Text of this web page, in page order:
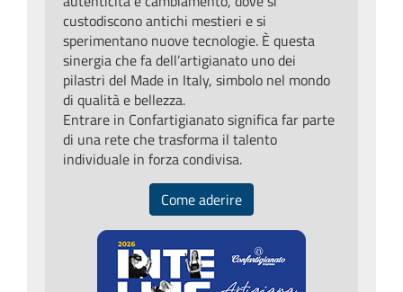
custodiscono antichi mestieri e si
sperimentano nuove tecnologie. È questa
sinergia che fa dell’artigianato uno dei
pilastri del Made in Italy, simbolo nel mondo
di qualità e bellezza.
Entrare in Confartigianato significa far parte
di una rete che trasforma il talento
individuale in forza condivisa.
Come aderire